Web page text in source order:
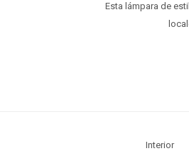
Esta lámpara de
Interior